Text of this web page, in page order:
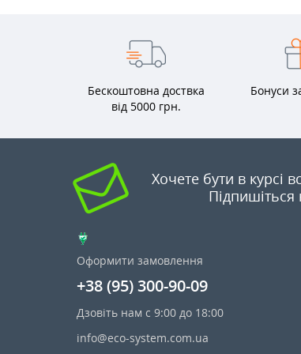
Бескоштовна доствка
від 5000 грн.
Бонуси
Хочете бути в курсі
Оформити замовлення
+38 (95) 300-90-09
Дзовіть нам с 9:00 до 18:00
info@eco-system.com.ua